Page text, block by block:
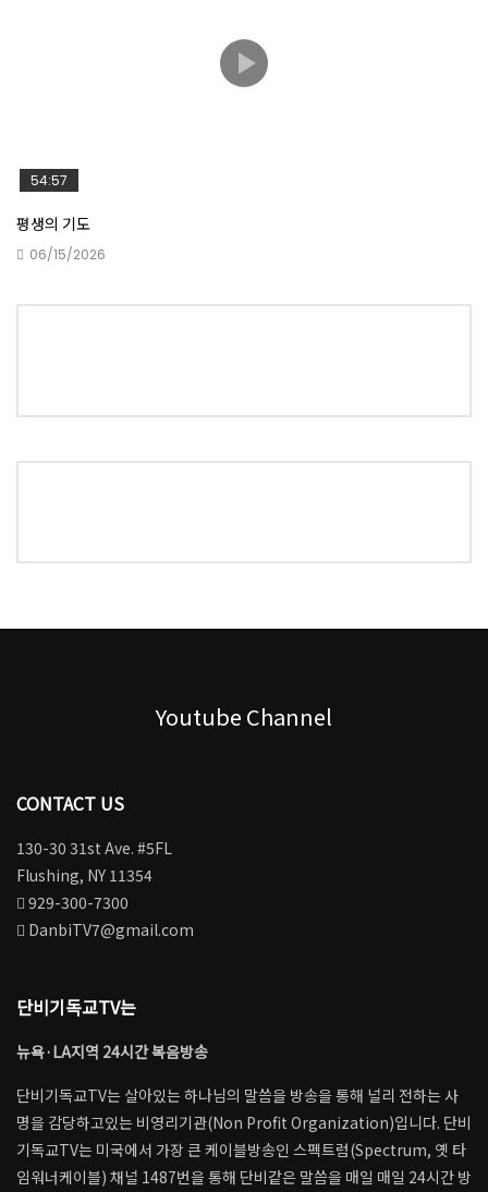
그의 여종의 비천함을 돌보셨음이라
그이름을 예수라 하라
그리스도 예수의 사람들
희망과 의욕이 넘치는 우리의 삶
때가 이르면 내 말이 이루어지리라
더 확실하게 믿기 위하여여
내려가는 길에서 Switch On
54:57
평생의 기도
06/15/2026
Youtube Channel
CONTACT US
130-30 31st Ave. #5FL
Flushing, NY 11354
929-300-7300
DanbiTV7@gmail.com
단비기독교TV는
뉴욕·LA지역 24시간 복음방송
단비기독교TV는 살아있는 하나님의 말씀을 방송을 통해 널리 전하는 사
명을 감당하고있는 비영리기관(Non Profit Organization)입니다. 단비
기독교TV는 미국에서 가장 큰 케이블방송인 스펙트럼(Spectrum, 옛 타
임워너케이블) 채널 1487번을 통해 단비같은 말씀을 매일 매일 24시간 방